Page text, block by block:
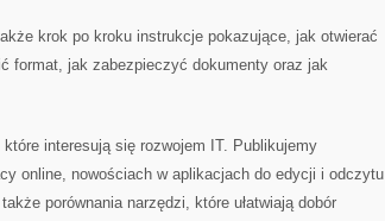
krok po kroku instrukcje pokazujące, jak otwierać
format, jak zabezpieczyć dokumenty oraz jak
interesują się rozwojem IT. Publikujemy
online, nowościach w aplikacjach do edycji i odczytu
porównania narzędzi, które ułatwiają dobór